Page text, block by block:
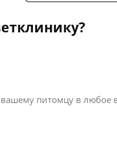
питомцу в любое